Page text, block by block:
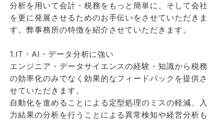
分析を用いて会計・税務をもっと簡単に、そして会社
を更に発展させるためのお手伝いをさせていただきま
す。弊事務所の特徴を紹介させていただきます。
1.IT・AI・データ分析に強い
エンジニア・データサイエンスの経験・知識から税務
の効率化のみでなく効果的なフィードバックを提供さ
せていただきます。
自動化を進めることによる定型処理のミスの軽減、入
力結果の分析を行うことによる異常検知や経営分析も